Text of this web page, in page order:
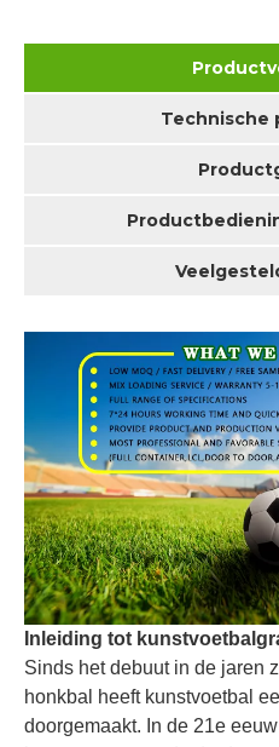
Technische
Inleiding tot
Sinds het debuut in de jaren
honkbal heeft kunstvoetbal
doorgemaakt. In de 21e